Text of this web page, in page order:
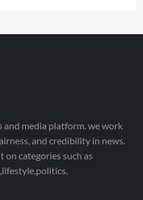
and media platform. we work
and credibility in news.
on categories such as